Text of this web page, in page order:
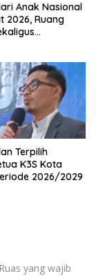
Anak Nasional
2026, Ruang
Terpilih
K3S Kota
2026/2029
Ruas yang wajib